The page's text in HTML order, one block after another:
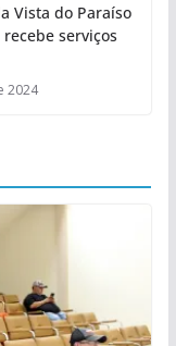
Vista do Paraíso
serviços
2024